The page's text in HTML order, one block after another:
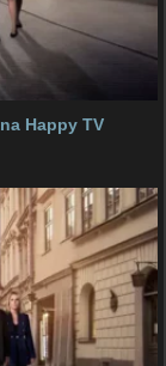
Happy TV